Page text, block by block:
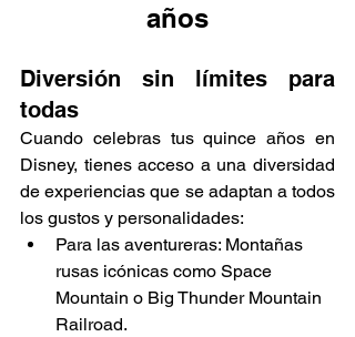
años
Diversión sin límites para
todas
Cuando celebras tus quince años en
Disney, tienes acceso a una diversidad
de experiencias que se adaptan a todos
los gustos y personalidades:
Para las aventureras: Montañas
rusas icónicas como Space
Mountain o Big Thunder Mountain
Railroad.